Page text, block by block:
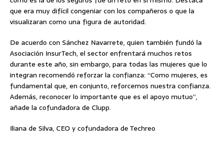
que era muy difícil congeniar con los compañeros o que la
visualizaran como una figura de autoridad.
De acuerdo con Sánchez Navarrete, quien también fundó la
Asociación InsurTech, el sector enfrentará muchos retos
durante este año, sin embargo, para todas las mujeres que lo
integran recomendó reforzar la confianza: “Como mujeres, es
fundamental que, en conjunto, reforcemos nuestra confianza.
Además, reconocer lo importante que es el apoyo mutuo”,
añade la cofundadora de Clupp.
Iliana de Silva, CEO y cofundadora de Techreo